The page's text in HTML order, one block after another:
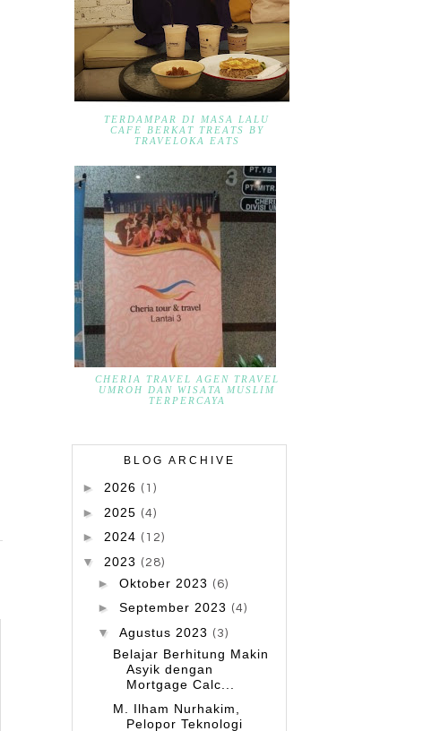
TERDAMPAR DI MASA LALU
CAFE BERKAT TREATS BY
TRAVELOKA EATS
CHERIA TRAVEL AGEN TRAVEL
UMROH DAN WISATA MUSLIM
TERPERCAYA
BLOG ARCHIVE
► 2026 (1)
► 2025 (4)
► 2024 (12)
▼ 2023 (28)
► Oktober 2023 (6)
► September 2023 (4)
▼ Agustus 2023 (3)
Belajar Berhitung Makin
Asyik dengan
Mortgage Calc...
M. Ilham Nurhakim,
Pelopor Teknologi